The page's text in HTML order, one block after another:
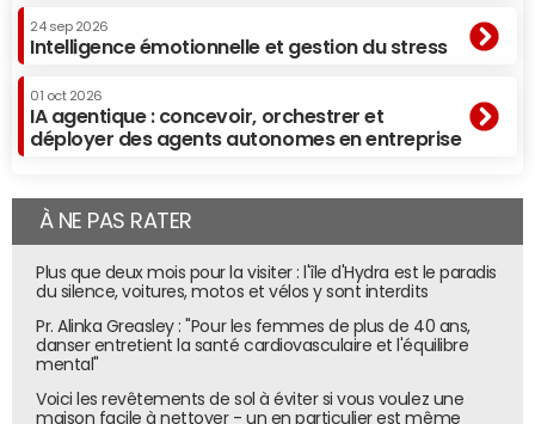
24 sep 2026
Intelligence émotionnelle et gestion du stress
01 oct 2026
IA agentique : concevoir, orchestrer et
déployer des agents autonomes en entreprise
À NE PAS RATER
Plus que deux mois pour la visiter : l'île d'Hydra est le paradis
du silence, voitures, motos et vélos y sont interdits
Pr. Alinka Greasley : "Pour les femmes de plus de 40 ans,
danser entretient la santé cardiovasculaire et l'équilibre
mental"
Voici les revêtements de sol à éviter si vous voulez une
maison facile à nettoyer - un en particulier est même